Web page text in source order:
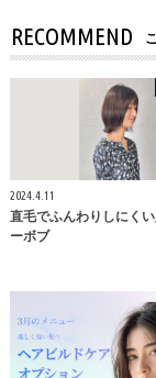
RECOMMEND
2024.4.11
直毛でふんわりしにく
ーボブ